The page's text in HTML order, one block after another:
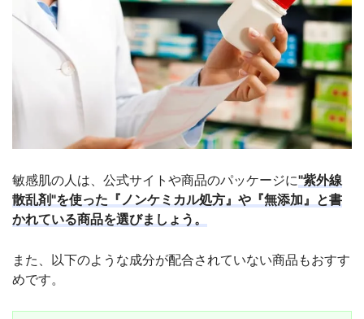
敏感肌の人は、公式サイトや商品のパッケージに"紫外線
散乱剤"を使った『ノンケミカル処方』や『無添加』と書
かれている商品を選びましょう。
また、以下のような成分が配合されていない商品もおすす
めです。